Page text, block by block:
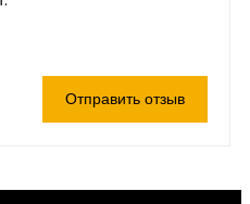
Отправить отзыв